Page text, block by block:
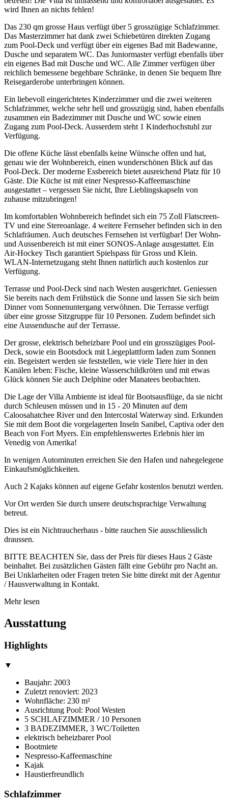
wird Ihnen an nichts fehlen!
Das 230 qm grosse Haus verfügt über 5 grosszügige Schlafzimmer.
Das Masterzimmer hat dank zwei Schiebetüren direkten Zugang
zum Pool-Deck und verfügt über ein eigenes Bad mit Badewanne,
Dusche und separatem WC. Das Juniormaster verfügt ebenfalls über
ein eigenes Bad mit Dusche und WC. Alle Zimmer verfügen über
reichlich bemessene begehbare Schränke, in denen Sie bequem Ihre
Reisegarderobe unterbringen können.
Ein liebevoll eingerichtetes Kinderzimmer und die zwei weiteren
Schlafzimmer, welche sehr hell und grosszügig sind, haben ebenfalls
zusammen ein Badezimmer mit Dusche und WC sowie einen
Zugang zum Pool-Deck. Ausserdem steht 1 Kinderhochstuhl zur
Verfügung.
Die offene Küche lässt ebenfalls keine Wünsche offen und hat,
genau wie der Wohnbereich, einen wunderschönen Blick auf das
Pool-Deck. Der moderne Essbereich bietet ausreichend Platz für 10
Gäste. Die Küche ist mit einer Nespresso-Kaffeemaschine
ausgestattet – vergessen Sie nicht, Ihre Lieblingskapseln von
zuhause mitzubringen!
Im komfortablen Wohnbereich befindet sich ein 75 Zoll Flatscreen-
TV und eine Stereoanlage. 4 weitere Fernseher befinden sich in den
Schlafräumen. Auch deutsches Fernsehen ist verfügbar! Der Wohn-
und Aussenbereich ist mit einer SONOS-Anlage ausgestattet. Ein
Air-Hockey Tisch garantiert Spielspass für Gross und Klein.
WLAN-Internetzugang steht Ihnen natürlich auch kostenlos zur
Verfügung.
Terrasse und Pool-Deck sind nach Westen ausgerichtet. Geniessen
Sie bereits nach dem Frühstück die Sonne und lassen Sie sich beim
Dinner vom Sonnenuntergang verwöhnen. Die Terrasse verfügt
über eine grosse Sitzgruppe für 10 Personen. Zudem befindet sich
eine Aussendusche auf der Terrasse.
Der grosse, elektrisch beheizbare Pool und ein grosszügiges Pool-
Deck, sowie ein Bootsdock mit Liegeplattform laden zum Sonnen
ein. Begeistert werden sie feststellen, wie viele Tiere hier in den
Kanälen leben: Fische, kleine Wasserschildkröten und mit etwas
Glück können Sie auch Delphine oder Manatees beobachten.
Die Lage der Villa Ambiente ist ideal für Bootsausflüge, da sie nicht
durch Schleusen müssen und in 15 - 20 Minuten auf dem
Caloosahatchee River und den Intercostal Waterway sind. Erkunden
Sie mit dem Boot die vorgelagerten Inseln Sanibel, Captiva oder den
Beach von Fort Myers. Ein empfehlenswertes Erlebnis hier im
Venedig von Amerika!
In wenigen Autominuten erreichen Sie den Hafen und nahegelegene
Einkaufsmöglichkeiten.
Auch 2 Kajaks können auf eigene Gefahr kostenlos benutzt werden.
Vor Ort werden Sie durch unsere deutschsprachige Verwaltung
betreut.
Dies ist ein Nichtraucherhaus - bitte rauchen Sie ausschliesslich
draussen.
BITTE BEACHTEN Sie, dass der Preis für dieses Haus 2 Gäste
beinhaltet. Bei zusätzlichen Gästen fällt eine Gebühr pro Nacht an.
Bei Unklarheiten oder Fragen treten Sie bitte direkt mit der Agentur
/ Hausverwaltung in Kontakt.
Mehr lesen
Ausstattung
Highlights
▼
Baujahr: 2003
Zuletzt renoviert: 2023
Wohnfläche: 230 m²
Ausrichtung Pool: Pool Westen
5 SCHLAFZIMMER / 10 Personen
3 BADEZIMMER, 3 WC/Toiletten
elektrisch beheizbarer Pool
Bootmiete
Nespresso-Kaffeemaschine
Kajak
Haustierfreundlich
Schlafzimmer